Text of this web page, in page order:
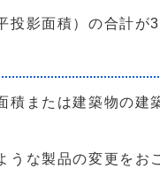
影面積）の合計が
または建築物の建
な製品の変更をお